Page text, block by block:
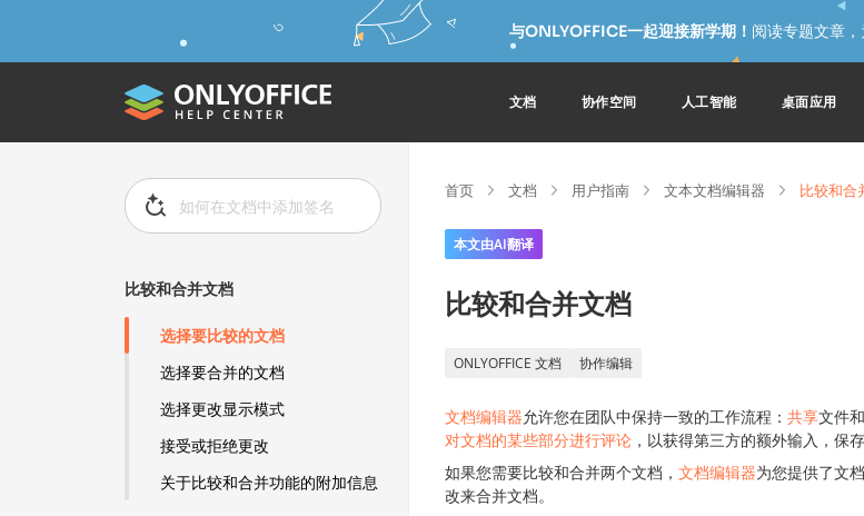
与ONLYOFFICE一起迎接新学期！ 阅读专题文章，
文档 协作空间 人工智能 桌面应用
比较和合并文档
选择要比较的文档
选择要合并的文档
选择更改显示模式
接受或拒绝更改
关于比较和合并功能的附加信息
首页 文档 用户指南 文本文档编辑器 比较和合
本文由AI翻译
比较和合并文档
ONLYOFFICE 文档 协作编辑
文档编辑器允许您在团队中保持一致的工作流程： 共享文件
对文档的某些部分进行评论 ，以获得第三方的额外输入，保存
如果您需要比较和合并两个文档， 文档编辑器为您提供了文档
改来合并文档。